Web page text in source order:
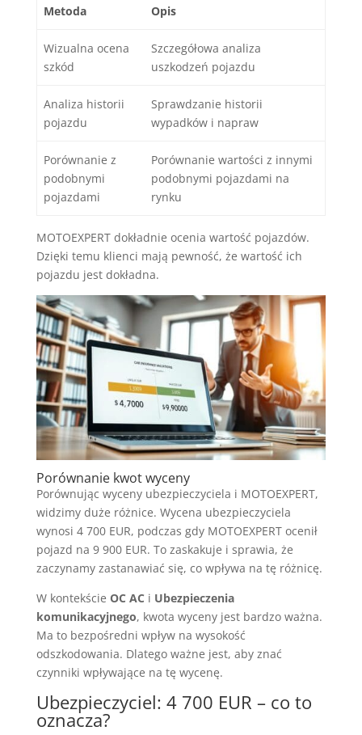
Metoda Opis
Wizualna ocena
szkód
Szczegółowa analiza
uszkodzeń pojazdu
Analiza historii
pojazdu
Sprawdzanie historii
wypadków i napraw
Porównanie z
podobnymi
pojazdami
Porównanie wartości z innymi
podobnymi pojazdami na
rynku
MOTOEXPERT dokładnie ocenia wartość pojazdów.
Dzięki temu klienci mają pewność, że wartość ich
pojazdu jest dokładna.
Porównanie kwot wyceny
Porównując wyceny ubezpieczyciela i MOTOEXPERT,
widzimy duże różnice. Wycena ubezpieczyciela
wynosi 4 700 EUR, podczas gdy MOTOEXPERT ocenił
pojazd na 9 900 EUR. To zaskakuje i sprawia, że
zaczynamy zastanawiać się, co wpływa na tę różnicę.
W kontekście OC AC i Ubezpieczenia
komunikacyjnego, kwota wyceny jest bardzo ważna.
Ma to bezpośredni wpływ na wysokość
odszkodowania. Dlatego ważne jest, aby znać
czynniki wpływające na tę wycenę.
Ubezpieczyciel: 4 700 EUR – co to
oznacza?